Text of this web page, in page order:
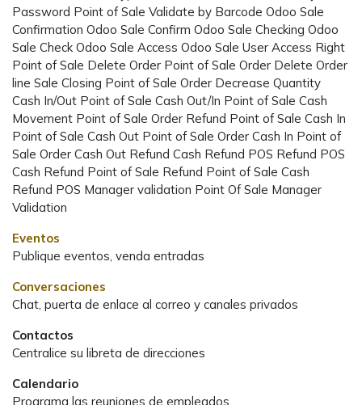
Password Point of Sale Validate by Barcode Odoo Sale
Confirmation Odoo Sale Confirm Odoo Sale Checking Odoo
Sale Check Odoo Sale Access Odoo Sale User Access Right
Point of Sale Delete Order Point of Sale Order Delete Order
line Sale Closing Point of Sale Order Decrease Quantity
Cash In/Out Point of Sale Cash Out/In Point of Sale Cash
Movement Point of Sale Order Refund Point of Sale Cash In
Point of Sale Cash Out Point of Sale Order Cash In Point of
Sale Order Cash Out Refund Cash Refund POS Refund POS
Cash Refund Point of Sale Refund Point of Sale Cash
Refund POS Manager validation Point Of Sale Manager
Validation
Eventos
Publique eventos, venda entradas
Conversaciones
Chat, puerta de enlace al correo y canales privados
Contactos
Centralice su libreta de direcciones
Calendario
Programa las reuniones de empleados